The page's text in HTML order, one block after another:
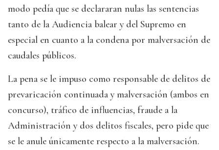
modo pedía que se declararan nulas las sentencias
tanto de la Audiencia balear y del Supremo en
especial en cuanto a la condena por malversación de
caudales públicos.
La pena se le impuso como responsable de delitos de
prevaricación continuada y malversación (ambos en
concurso), tráfico de influencias, fraude a la
Administración y dos delitos fiscales, pero pide que
se le anule únicamente respecto a la malversación.